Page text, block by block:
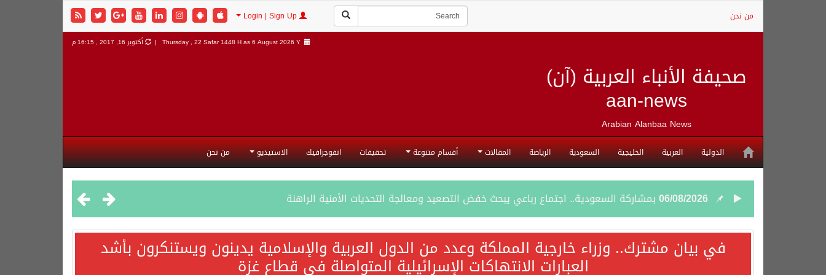
من نحن
صحيفة الأنباء العربية (آن)
aan-news
Arabian Alanbaa News
Thursday , 22 Safar 1448 H as6 August 2026 Y | أكتوبر 16, 2017 , 16:15 م
الدولية العربية الخليجية السعودية الرياضة المقالات أقسام متنوعة تحقيقات انفوجرافيك الاستيديو من نحن
06/08/2026 بمشاركة السعودية.. اجتماع رباعي يبحث خفض التصعيد ومعالجة التحديات الأمنية الراهنة
05/08/2026وزير الخارجية السعودي: جميع إجراءات إسرائيل الأحادية في أراضي فلسطين باطلة
في بيان مشترك.. وزراء خارجية المملكة وعدد من الدول العربية والإسلامية يدينون ويستنكرون بأشد
العبارات الانتهاكات الإسرائيلية المتواصلة في قطاع غزة